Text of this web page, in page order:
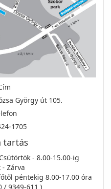
György út 105.
1705
tartás
- 8.00-15.00-ig
- Zárva
péntekig 8.00-17.00 óra
/ 9349-611 )